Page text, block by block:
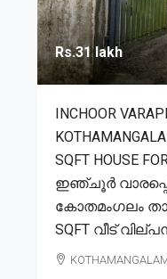
Rs.31 lakh
INCHOOR
SQFT HOUSE
ഇഞ്ചൂർ
കോതമംഗലം
SQFT വീട്